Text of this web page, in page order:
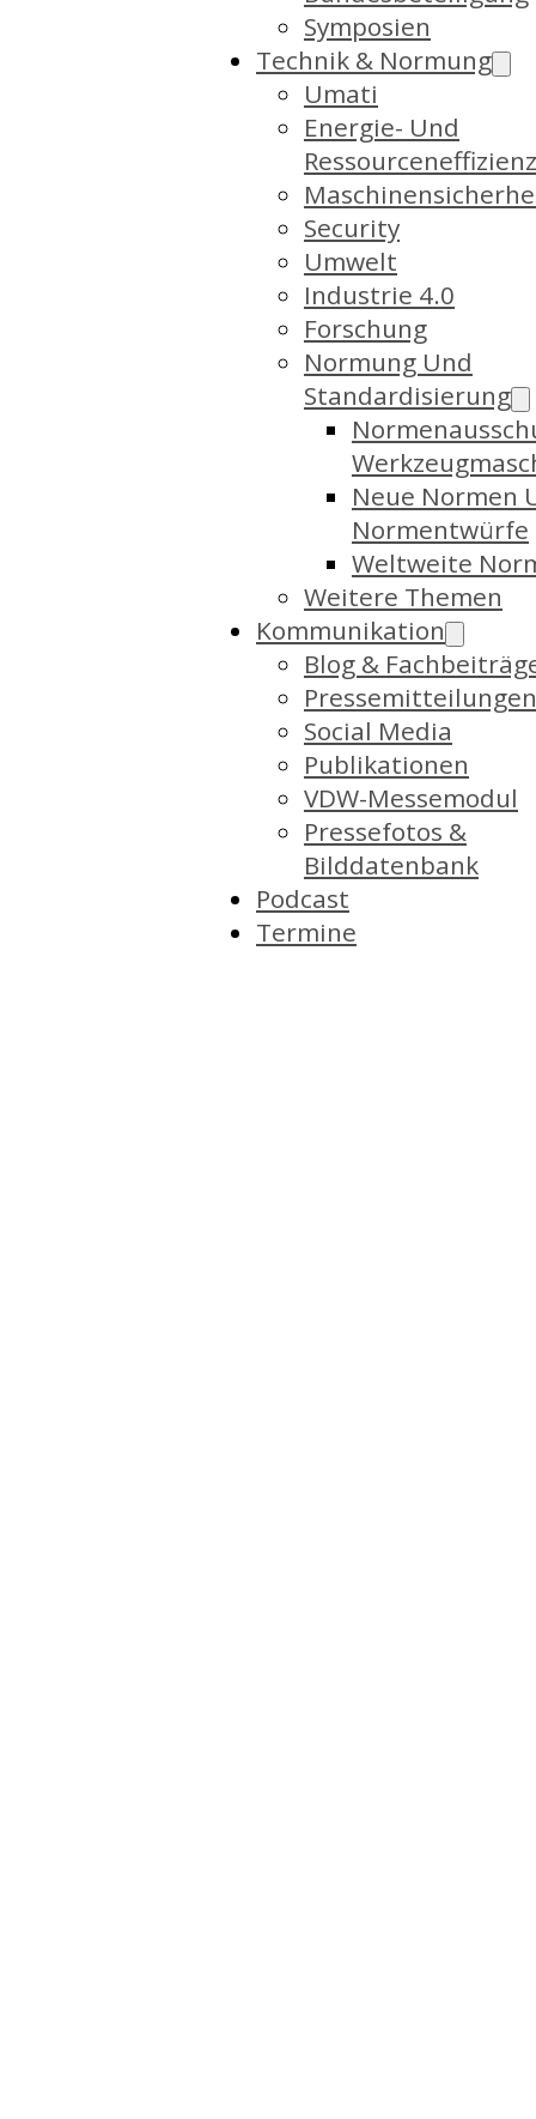
Symposien
Technik & Normung
Umati
Energie- Und
Ressourceneffizienz
Security
Umwelt
Industrie 4.0
Forschung
Normung Und
Standardisierung
Neue Normen
Normentwürfe
Weltweite
Weitere Themen
Kommunikation
Blog &
Pressemitteilungen
Social Media
Publikationen
VDW-Messemodul
Pressefotos &
Bilddatenbank
Podcast
Termine